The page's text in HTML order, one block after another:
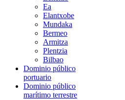
Ea
Elantxobe
Mundaka
Bermeo
Armitza
Plentzia
Bilbao
Dominio público
portuario
Dominio público
marítimo terrestre